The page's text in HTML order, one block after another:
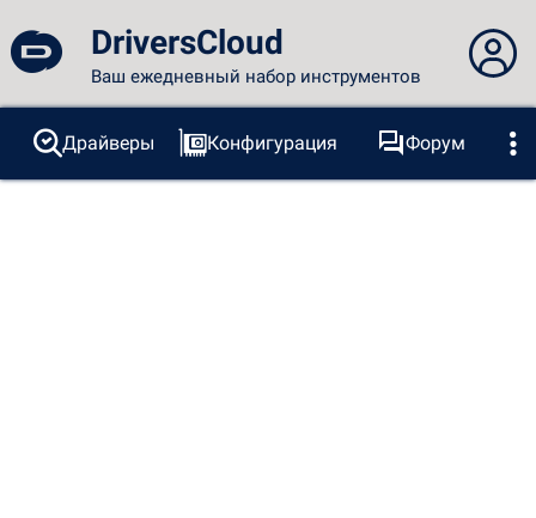
DriversCloud
Ваш ежедневный набор инструментов
Вы не вошли в систему...
Вход на сайт
Драйверы Конфигурация
Форум
Зонды
BSOD Инструменты